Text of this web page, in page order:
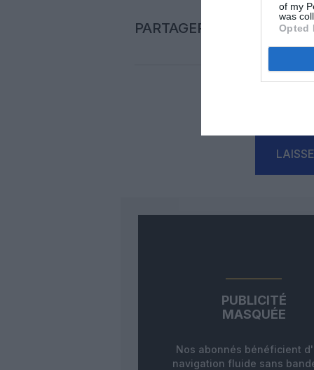
of my
was
Opted
PARTAGER L'ARTICLE
PUBLICITÉ
MASQUÉE
Nos abonnés bénéficient
navigation fluide sans